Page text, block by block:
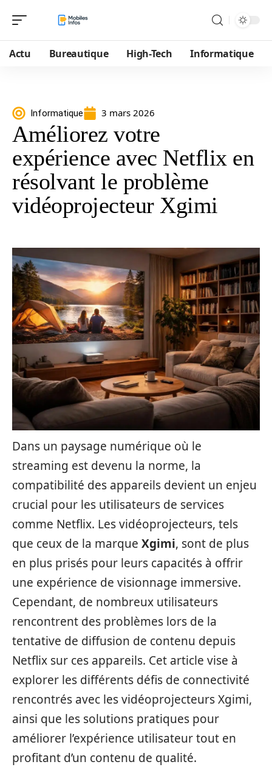
Actu Bureautique High-Tech Informatique
Informatique 3 mars 2026
Améliorez votre
expérience avec Netflix en
résolvant le problème
vidéoprojecteur Xgimi
Dans un paysage numérique où le
streaming est devenu la norme, la
compatibilité des appareils devient un enjeu
crucial pour les utilisateurs de services
comme Netflix. Les vidéoprojecteurs, tels
que ceux de la marque Xgimi, sont de plus
en plus prisés pour leurs capacités à offrir
une expérience de visionnage immersive.
Cependant, de nombreux utilisateurs
rencontrent des problèmes lors de la
tentative de diffusion de contenu depuis
Netflix sur ces appareils. Cet article vise à
explorer les différents défis de connectivité
rencontrés avec les vidéoprojecteurs Xgimi,
ainsi que les solutions pratiques pour
améliorer l’expérience utilisateur tout en
profitant d’un contenu de qualité.